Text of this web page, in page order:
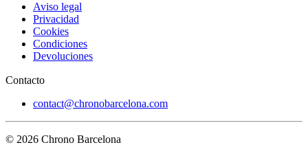
Aviso legal
Privacidad
Cookies
Condiciones
Devoluciones
Contacto
contact@chronobarcelona.com
© 2026 Chrono Barcelona